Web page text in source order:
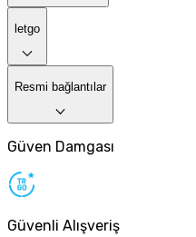
letgo
Resmi bağlantılar
Güven Damgası
Güvenli Alışveriş